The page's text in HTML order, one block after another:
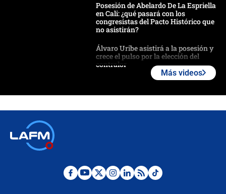
Posesión de Abelardo De La Espriella
en Cali: ¿qué pasará con los
congresistas del Pacto Histórico que
no asistirán?
Álvaro Uribe asistirá a la posesión y
crece el pulso por la elección del
contralor
Juan Lozano - 6 de agosto de 2026
Estratega de Abelardo de la Espriella
Más videos